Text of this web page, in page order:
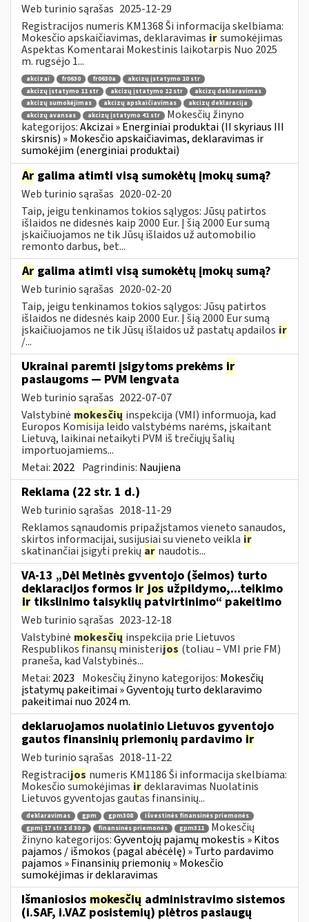
Web turinio sąrašas 2025-12-29
Registracijos numeris KM1368 Ši informacija skelbiama:
Mokesčio apskaičiavimas, deklaravimas irsumokėjimas
Aspektas Komentarai Mokestinis laikotarpis Nuo 2025
m. rugsėjo 1...
akcizai fr0630 fr0630a
akcizų įstatymo 10 str
akcizų įstatymo 11 str
akcizų įstatymo 12 str
akcizų deklaravimas
akcizų sumokėjimas
akcizų apskaičiavimas
akcizų deklaracija
akcizų avansas
akcizų įstatymo 41 str
Mokesčių žinyno
kategorijos:Akcizai » Energiniai produktai (II skyriaus III
skirsnis) » Mokesčio apskaičiavimas, deklaravimas ir
sumokėjim (energiniai produktai)
Ar galima atimti visą sumokėtų įmokų sumą?
Web turinio sąrašas 2020-02-20
Taip, jeigu tenkinamos tokios sąlygos: Jūsų patirtos
išlaidos ne didesnės kaip 2000 Eur. Į šią 2000 Eur sumą
įskaičiuojamos ne tik Jūsų išlaidos už automobilio
remonto darbus, bet...
Ar galima atimti visą sumokėtų įmokų sumą?
Web turinio sąrašas 2020-02-20
Taip, jeigu tenkinamos tokios sąlygos: Jūsų patirtos
išlaidos ne didesnės kaip 2000 Eur. Į šią 2000 Eur sumą
įskaičiuojamos ne tik Jūsų išlaidos už pastatų apdailos ir
/...
Ukrainai paremti įsigytoms prekėms ir
paslaugoms — PVM lengvata
Web turinio sąrašas 2022-07-07
Valstybinė mokesčių inspekcija (VMI) informuoja, kad
Europos Komisija leido valstybėms narėms, įskaitant
Lietuvą, laikinai netaikyti PVM iš trečiųjų šalių
importuojamiems...
Metai: 2022 Pagrindinis: Naujiena
Reklama (22 str. 1 d.)
Web turinio sąrašas 2018-11-29
Reklamos sąnaudomis pripažįstamos vieneto sąnaudos,
skirtos informacijai, susijusiai su vieneto veikla ir
skatinančiai įsigyti prekių ar naudotis...
VA-13 „Dėl Metinės gyventojo (šeimos) turto
deklaracijos formos ir jos užpildymo,...teikimo
ir tikslinimo taisyklių patvirtinimo“ pakeitimo
Web turinio sąrašas 2023-12-18
Valstybinė mokesčių inspekcija prie Lietuvos
Respublikos finansų ministerijos (toliau – VMI prie FM)
praneša, kad Valstybinės...
Metai: 2023 Mokesčių žinyno kategorijos: Mokesčių
įstatymų pakeitimai » Gyventojų turto deklaravimo
pakeitimai nuo 2024 m.
deklaruojamos nuolatinio Lietuvos gyventojo
gautos finansinių priemonių pardavimo ir
Web turinio sąrašas 2018-11-22
Registracijos numeris KM1186 Ši informacija skelbiama:
Mokesčio sumokėjimas irdeklaravimas Nuolatinis
Lietuvos gyventojas gautas finansinių...
deklaravimas gpm gpm308
išvestinės finansinės priemonės
gpmį 17 str 1 d 30 p
finansinės priemonės gpm311
Mokesčių
žinyno kategorijos:Gyventojų pajamų mokestis » Kitos
pajamos / išmokos (pagal abėcėlę) » Turto pardavimo
pajamos » Finansinių priemonių » Mokesčio
sumokėjimas ir deklaravimas
Išmaniosios mokesčių administravimo sistemos
(i.SAF, i.VAZ posistemių) plėtros paslaugų